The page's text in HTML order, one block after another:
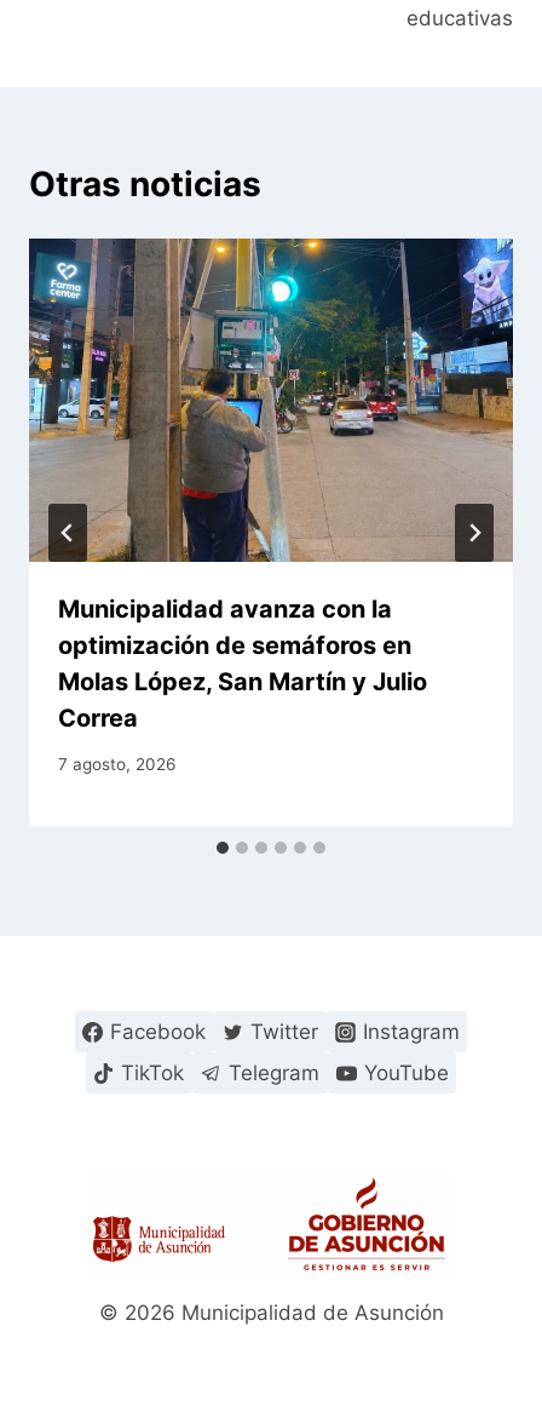
educativas
Otras noticias
Municipalidad avanza con la
optimización de semáforos en
Molas López, San Martín y Julio
Correa
7 agosto, 2026
Facebook Twitter
Instagram
TikTok
Telegram YouTube
© 2026 Municipalidad de Asunción